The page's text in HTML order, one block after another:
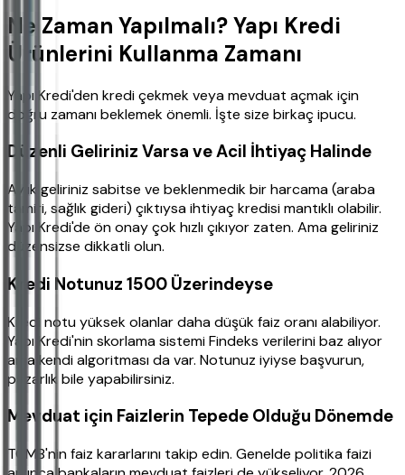
Ne Zaman Yapılmalı? Yapı Kredi
Ürünlerini Kullanma Zamanı
Yapı Kredi'den kredi çekmek veya mevduat açmak için
doğru zamanı beklemek önemli. İşte size birkaç ipucu.
Düzenli Geliriniz Varsa ve Acil İhtiyaç Halinde
Aylık geliriniz sabitse ve beklenmedik bir harcama (araba
tamiri, sağlık gideri) çıktıysa ihtiyaç kredisi mantıklı olabilir.
Yapı Kredi'de ön onay çok hızlı çıkıyor zaten. Ama geliriniz
düzensizse dikkatli olun.
Kredi Notunuz 1500 Üzerindeyse
Kredi notu yüksek olanlar daha düşük faiz oranı alabiliyor.
Yapı Kredi'nin skorlama sistemi Findeks verilerini baz alıyor
ama kendi algoritması da var. Notunuz iyiyse başvurun,
pazarlık bile yapabilirsiniz.
Mevduat için Faizlerin Tepede Olduğu Dönemde
TCMB'nin faiz kararlarını takip edin. Genelde politika faizi